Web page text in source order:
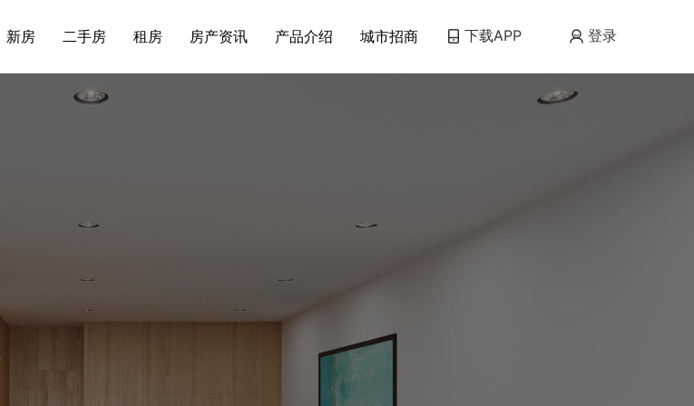
新房 二手房 租房 房产资讯 产品介绍 城市招商 下载APP 登录